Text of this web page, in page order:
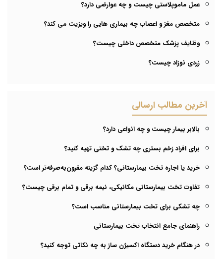
عمل ماموپلاستی چیست و چه عوارضی دارد؟
متخصص مغز و اعصاب چه بیماری هایی را ویزیت می کند؟
وظایف پزشک متخصص داخلی چیست؟
زردی نوزاد چیست؟
آخرین مطالب ارسالی
بالابر بیمار چیست و چه انواعی دارد؟
برای افراد زخم بستری چه تشک و تختی تهیه کنید؟
خرید یا اجاره تخت بیمارستانی؟ کدام گزینه مقرون‌به‌صرفه‌تر است؟
تفاوت تخت بیمارستانی مکانیکی، نیمه برقی و تمام برقی چیست؟
چه تشکی برای تخت بیمارستانی مناسب است؟
راهنمای جامع انتخاب تخت بیمارستانی
در هنگام خرید دستگاه اکسیژن ساز به چه نکاتی توجه کنید؟